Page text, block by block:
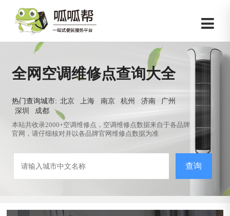
全网空调维修点查询大全
热门查询城市: 北京 上海 南京 杭州 济南
广州
深圳
成都
本站共收录2000+空调维修点，空调维修点数据来自于各品牌
官网，请仔细核对并以各品牌官网维修点数据为准
查询